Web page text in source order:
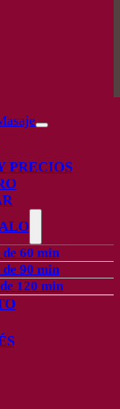
PRECIOS
60 min
90 min
120 min